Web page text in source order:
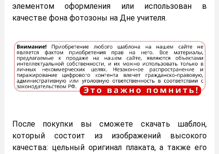
элементом оформления или использован в
качестве фона фотозоны на Дне учителя.
После покупки вы сможете скачать шаблон,
который состоит из изображений высокого
качества: цельный оригинал плаката, а также его